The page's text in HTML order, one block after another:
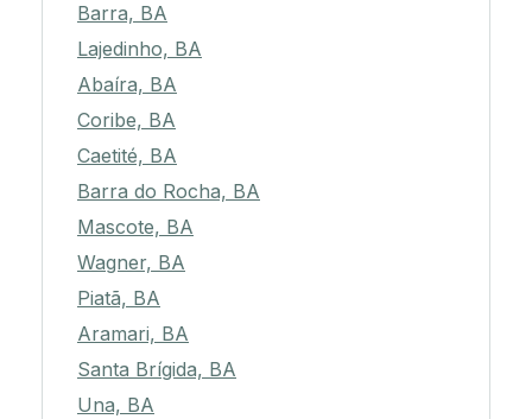
Barra, BA
Lajedinho, BA
Abaíra, BA
Coribe, BA
Caetité, BA
Barra do Rocha, BA
Mascote, BA
Wagner, BA
Piatã, BA
Aramari, BA
Santa Brígida, BA
Una, BA